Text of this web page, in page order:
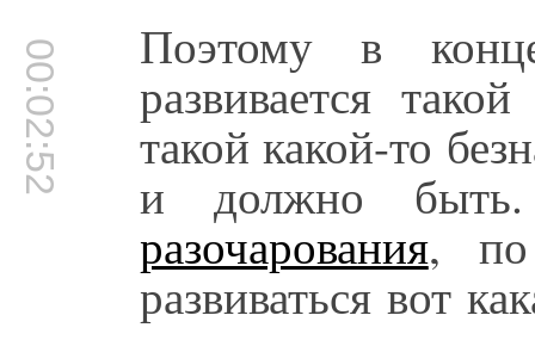
00:02:52 Поэтому в
развивается
такой какой-то
и должно
разочарования, по
развиваться вот